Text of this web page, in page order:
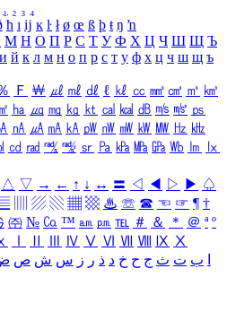
₁ ₂ ₃ ₄
ħ ı ĳ ĸ ŀ ł ø œ ß þ ŧ ŋ ŉ
М Н О П Р С Т У Ф Х Ц Ч Ш Щ Ъ
и й к л м н о п р с т у ф х ц ч ш щ ъ
Ｆ ￦ ㎕ ㎖ ㎗ ℓ ㎘ ㏄ ㎣ ㎤ ㎥ ㎦
㏊ ㎍ ㎎ ㎏ ㏏ ㎈ ㎉ ㏈ ㎧ ㎨ ㎰
㎁ ㎂ ㎃ ㎄ ㎺ ㎻ ㎽ ㎾ ㎿ ㎐ ㎑
㏅ ㎭ ㎮ ㎯ ㏛ ㎩ ㎪ ㎫ ㎬ ㏝ ㏐
㏓
△ ▽ → ← ↑ ↓ ↔ 〓 ◁ ◀ ▷ ▶ ♤
▨ ▧ ▦ ▩ ♨ ☏ ☎ ☜ ☞ ¶ †
㈜ № ㏇ ™ ㏂ ㏘ ℡ ＃ ＆ ＊ ＠ ª º
Ⅳ Ⅴ Ⅵ Ⅶ Ⅷ Ⅸ Ⅹ
ب ت ث ج ح خ د ذ ر ز س ش ص